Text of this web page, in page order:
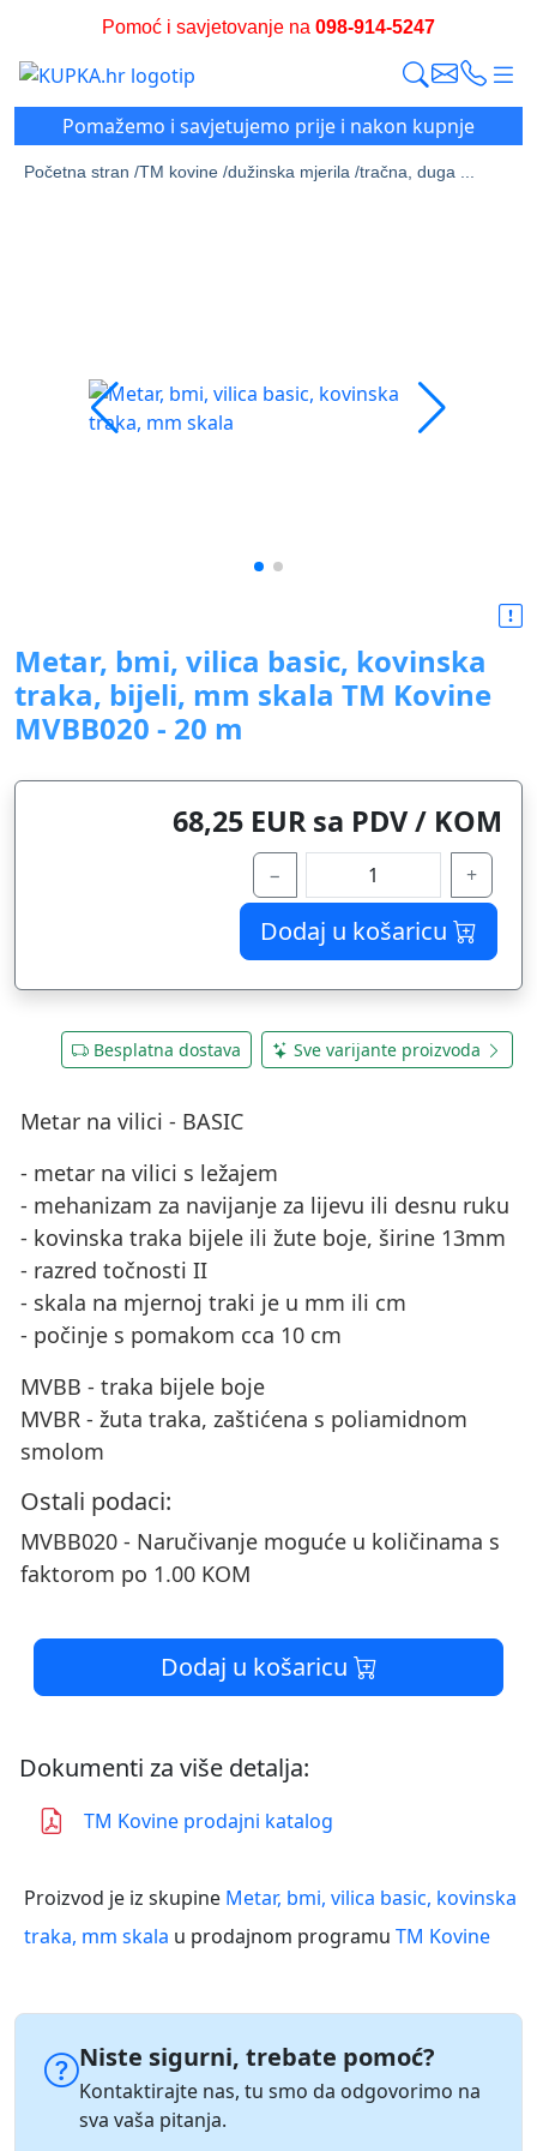
Pomoć i savjetovanje na 098-914-5247
Pomažemo i savjetujemo prije i nakon kupnje
Početna stran /TM kovine /dužinska mjerila /tračna, duga ...
Metar, bmi, vilica basic, kovinska
traka, bijeli, mm skala TM Kovine
MVBB020 - 20 m
68,25 EUR sa PDV / KOM
− +
Dodaj u košaricu
Besplatna dostava Sve varijante proizvoda
Metar na vilici - BASIC
- metar na vilici s ležajem
- mehanizam za navijanje za lijevu ili desnu ruku
- kovinska traka bijele ili žute boje, širine 13mm
- razred točnosti II
- skala na mjernoj traki je u mm ili cm
- počinje s pomakom cca 10 cm
MVBB - traka bijele boje
MVBR - žuta traka, zaštićena s poliamidnom
smolom
Ostali podaci:
MVBB020 - Naručivanje moguće u količinama s
faktorom po 1.00 KOM
Dodaj u košaricu
Dokumenti za više detalja:
TM Kovine prodajni katalog
Proizvod je iz skupine Metar, bmi, vilica basic, kovinska
traka, mm skala u prodajnom programu TM Kovine
Niste sigurni, trebate pomoć?
Kontaktirajte nas, tu smo da odgovorimo na
sva vaša pitanja.